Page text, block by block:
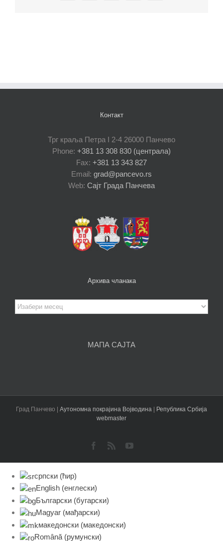
Контакт
Трг краља Петра I 2-4 26000 Панчево
Phone: +381 13 308 830 (централа)
Fax: +381 13 343 827
Email: grad@pancevo.rs
Web: Сајт Града Панчева
Архива чланака
Архива
чланака
МАПА САЈТА
Град Панчево | Аутономна покрајина Војводина | Република Србија
webmaster
Facebook
Rss YouTube
српски (ћир)
English (енглески)
Български (бугарски)
Magyar (мађарски)
македонски (македонски)
Română(румунски)